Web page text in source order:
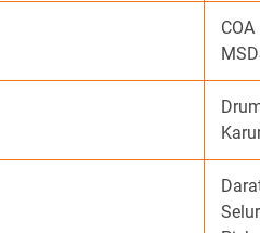
COA